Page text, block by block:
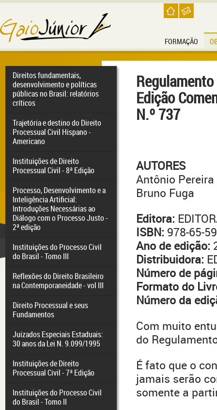
FORMAÇÃO
Direitos fundamentais,
desenvolvimento e políticas
públicas no Brasil: relatórios
críticos
Trajetória e destino do Direito
Processual Civil Hispano -
Americano
Instituições de Direito
Processual Civil - 8ª Edição
Processo, Desenvolvimento e a
Inteligência Artificial:
Introduções Necessárias ao
Diálogo com o Processo Justo -
2ª edição
Instituições do Processo Civil
do Brasil - Tomo III
Reflexões do Direito Brasileiro
na Contemporaneidade - vol III
Direito Processual e seus
Fundamentos
Juizados Especiais Estaduais:
30 anos da Lei N. 9.099/1995
Instituições de Direito
Processual Civil - 7ª Edição
Instituições do Processo Civil
do Brasil - Tomo II
Edição
N.º 737
AUTORES
Antônio
Bruno Fuga
Editora:
ISBN: 978-65-
Ano de edição:
Distribuidora:
Número de
Formato do
Número da
Com muito
do
É fato que o
jamais serão
somente a